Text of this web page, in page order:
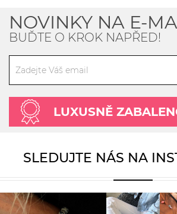
NOVINKY NA E-
BUĎTE O KROK NAPŘED!
LUXUSNĚ
SLEDUJTE NÁS NA